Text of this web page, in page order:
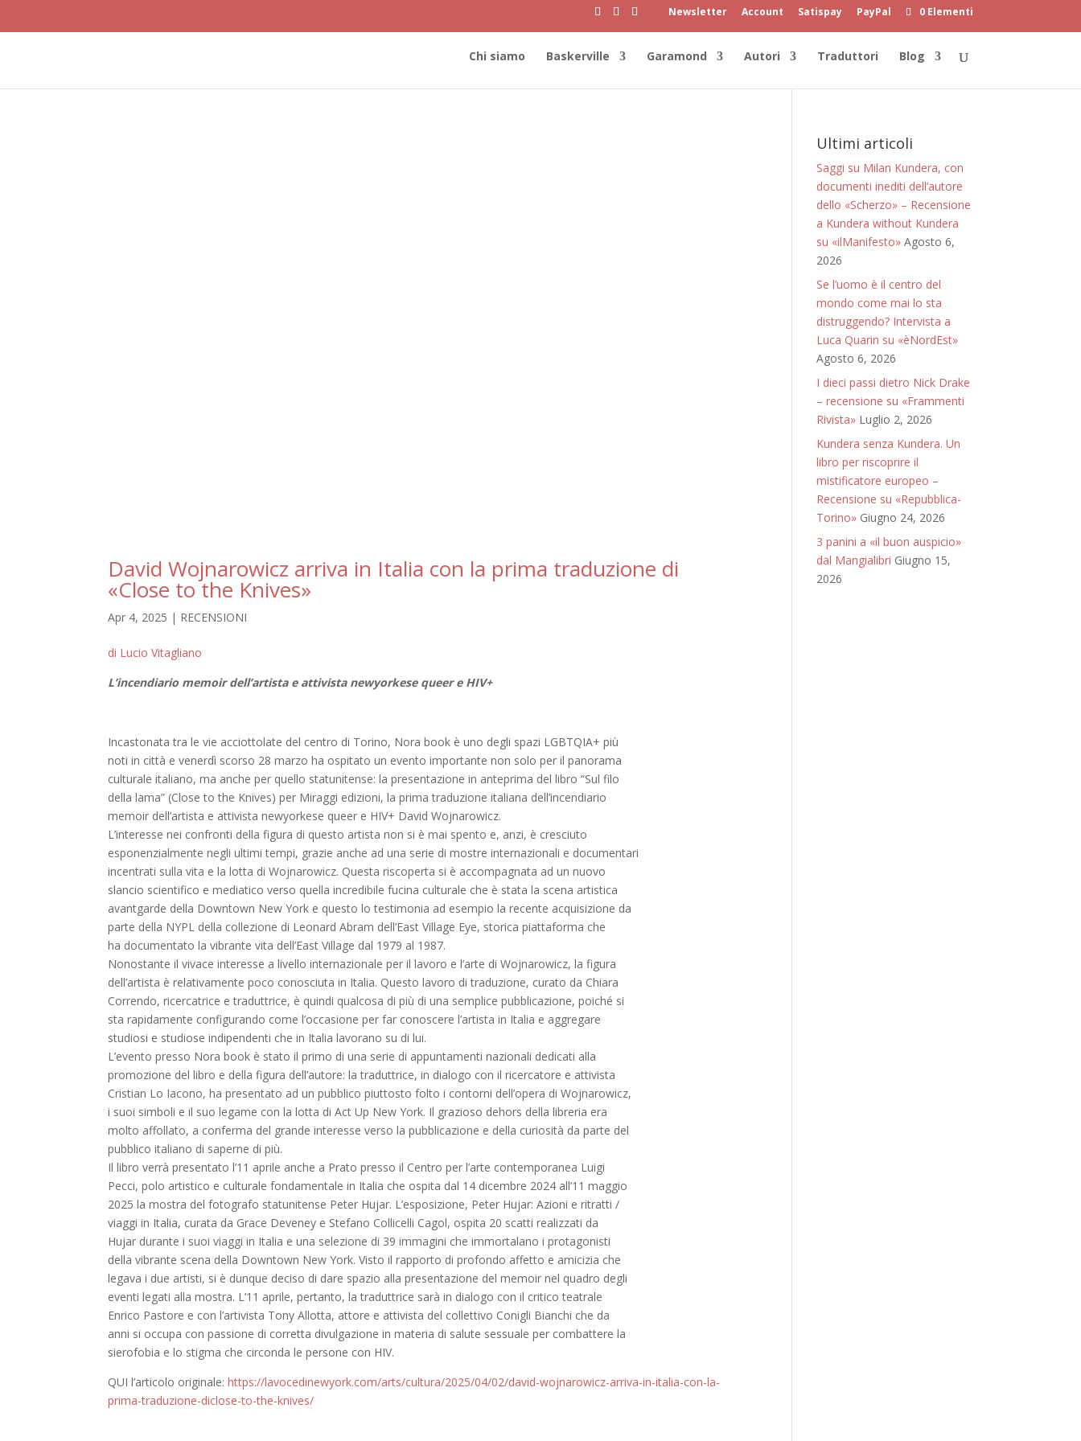
Newsletter Account Satispay PayPal 0 Elementi
Chi siamo Baskerville Garamond Autori Traduttori Blog
David Wojnarowicz arriva in Italia con la prima traduzione di
«Close to the Knives»
Apr 4, 2025 | RECENSIONI
di Lucio Vitagliano
L’incendiario memoir dell’artista e attivista newyorkese queer e HIV+
Incastonata tra le vie acciottolate del centro di Torino, Nora book è uno degli spazi LGBTQIA+ più
noti in città e venerdì scorso 28 marzo ha ospitato un evento importante non solo per il panorama
culturale italiano, ma anche per quello statunitense: la presentazione in anteprima del libro “Sul filo
della lama” (Close to the Knives) per Miraggi edizioni, la prima traduzione italiana dell’incendiario
memoir dell’artista e attivista newyorkese queer e HIV+ David Wojnarowicz.
L’interesse nei confronti della figura di questo artista non si è mai spento e, anzi, è cresciuto
esponenzialmente negli ultimi tempi, grazie anche ad una serie di mostre internazionali e documentari
incentrati sulla vita e la lotta di Wojnarowicz. Questa riscoperta si è accompagnata ad un nuovo
slancio scientifico e mediatico verso quella incredibile fucina culturale che è stata la scena artistica
avantgarde della Downtown New York e questo lo testimonia ad esempio la recente acquisizione da
parte della NYPL della collezione di Leonard Abram dell’East Village Eye, storica piattaforma che
ha documentato la vibrante vita dell’East Village dal 1979 al 1987.
Nonostante il vivace interesse a livello internazionale per il lavoro e l’arte di Wojnarowicz, la figura
dell’artista è relativamente poco conosciuta in Italia. Questo lavoro di traduzione, curato da Chiara
Correndo, ricercatrice e traduttrice, è quindi qualcosa di più di una semplice pubblicazione, poiché si
sta rapidamente configurando come l’occasione per far conoscere l’artista in Italia e aggregare
studiosi e studiose indipendenti che in Italia lavorano su di lui.
L’evento presso Nora book è stato il primo di una serie di appuntamenti nazionali dedicati alla
promozione del libro e della figura dell’autore: la traduttrice, in dialogo con il ricercatore e attivista
Cristian Lo Iacono, ha presentato ad un pubblico piuttosto folto i contorni dell’opera di Wojnarowicz,
i suoi simboli e il suo legame con la lotta di Act Up New York. Il grazioso dehors della libreria era
molto affollato, a conferma del grande interesse verso la pubblicazione e della curiosità da parte del
pubblico italiano di saperne di più.
Il libro verrà presentato l’11 aprile anche a Prato presso il Centro per l’arte contemporanea Luigi
Pecci, polo artistico e culturale fondamentale in Italia che ospita dal 14 dicembre 2024 all’11 maggio
2025 la mostra del fotografo statunitense Peter Hujar. L’esposizione, Peter Hujar: Azioni e ritratti /
viaggi in Italia, curata da Grace Deveney e Stefano Collicelli Cagol, ospita 20 scatti realizzati da
Hujar durante i suoi viaggi in Italia e una selezione di 39 immagini che immortalano i protagonisti
della vibrante scena della Downtown New York. Visto il rapporto di profondo affetto e amicizia che
legava i due artisti, si è dunque deciso di dare spazio alla presentazione del memoir nel quadro degli
eventi legati alla mostra. L’11 aprile, pertanto, la traduttrice sarà in dialogo con il critico teatrale
Enrico Pastore e con l’artivista Tony Allotta, attore e attivista del collettivo Conigli Bianchi che da
anni si occupa con passione di corretta divulgazione in materia di salute sessuale per combattere la
sierofobia e lo stigma che circonda le persone con HIV.
QUI l’articolo originale:https://lavocedinewyork.com/arts/cultura/2025/04/02/david-wojnarowicz-arriva-in-italia-con-la-
prima-traduzione-diclose-to-the-knives/
Ultimi articoli
Saggi su Milan Kundera, con
documenti inediti dell’autore
dello «Scherzo» – Recensione
a Kundera without Kundera
su «ilManifesto» Agosto 6,
2026
Se l’uomo è il centro del
mondo come mai lo sta
distruggendo? Intervista a
Luca Quarin su «èNordEst»
Agosto 6, 2026
I dieci passi dietro Nick Drake
– recensione su «Frammenti
Rivista» Luglio 2, 2026
Kundera senza Kundera. Un
libro per riscoprire il
mistificatore europeo –
Recensione su «Repubblica-
Torino» Giugno 24, 2026
3 panini a «il buon auspicio»
dal Mangialibri Giugno 15,
2026